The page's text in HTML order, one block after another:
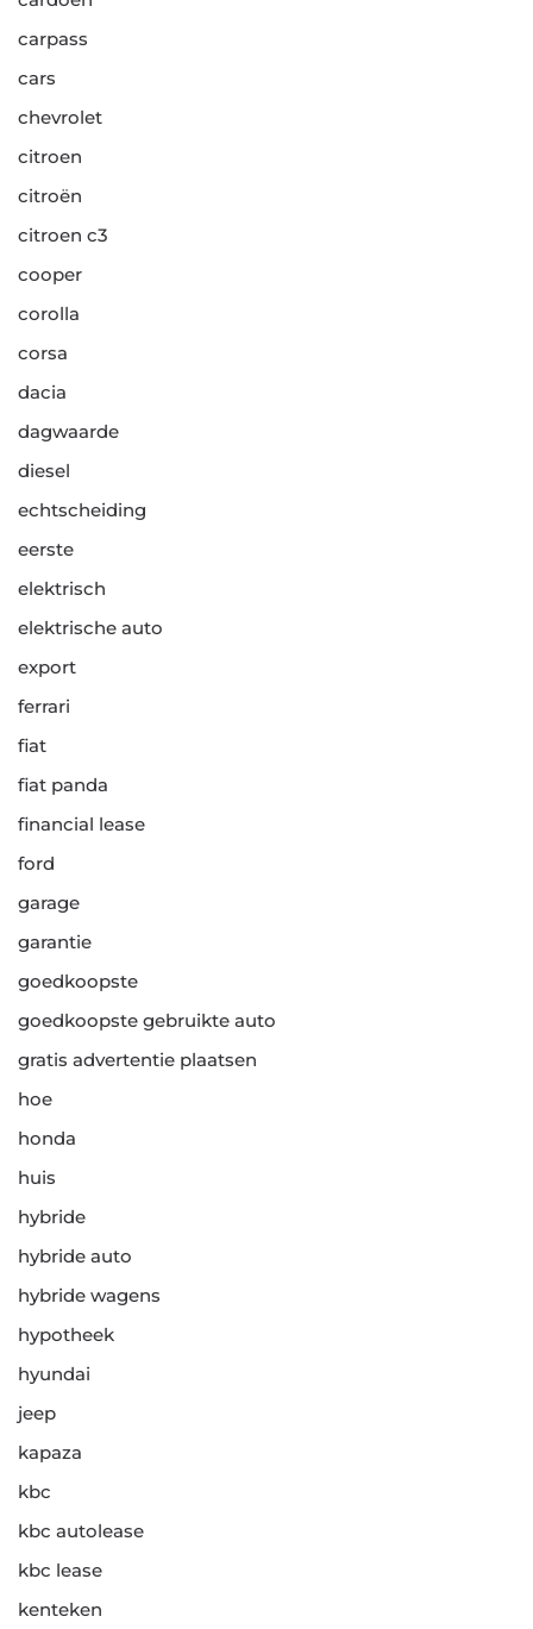
carpass
cars
chevrolet
citroen
citroën
citroen c3
cooper
corolla
corsa
dacia
dagwaarde
diesel
echtscheiding
eerste
elektrisch
elektrische auto
export
ferrari
fiat
fiat panda
financial lease
ford
garage
garantie
goedkoopste
goedkoopste gebruikte auto
gratis advertentie plaatsen
hoe
honda
huis
hybride
hybride auto
hybride wagens
hypotheek
hyundai
jeep
kapaza
kbc
kbc autolease
kbc lease
kenteken